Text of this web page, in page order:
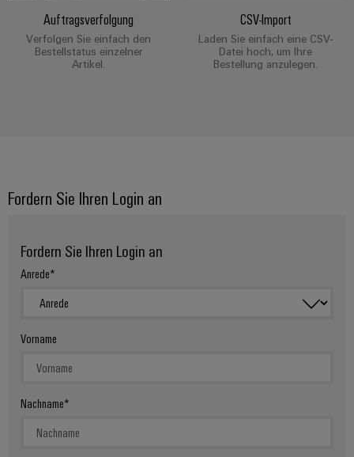
Windenergie
Effizienter
Betrieb
von
Assemblierungsservice
Bestückte
Gehäuse
Kabelkonfektionierung
Auftragsverfolgung
Verfolgen Sie einfach den
Bestellstatus einzelner
Artikel.
CSV-Import
Laden Sie einfach eine CSV-
Datei hoch, um Ihre
Bestellung anzulegen.
Fordern Sie Ihren Login an
Fordern Sie Ihren Login an
Anrede
Vorname
Nachname